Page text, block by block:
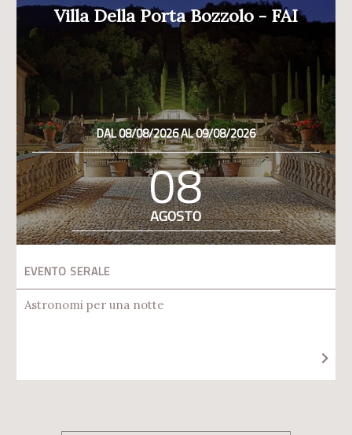
Villa Della Porta Bozzolo - FAI
DAL 08/08/2026 AL 09/08/2026
08
AGOSTO
EVENTO SERALE
Astronomi per una notte